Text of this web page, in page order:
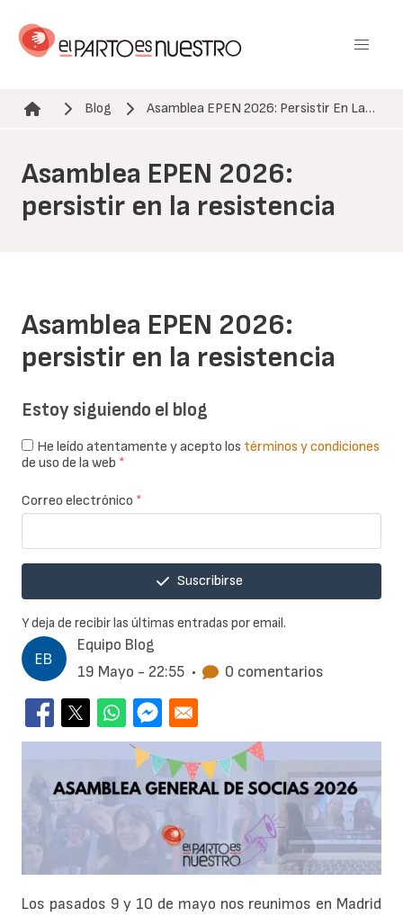
contenido
Ruta de navegación
Blog Asamblea EPEN 2026: Persistir En La…
Asamblea EPEN 2026:
persistir en la resistencia
Equipo Blog
19 Mayo - 22:55 • 0 comentarios
Asamblea EPEN 2026:
persistir en la resistencia
Los pasados 9 y 10 de mayo nos reunimos en Madrid
Estoy siguiendo el blog
He leído atentamente y acepto los términos y condiciones
de uso de la web *
Correo electrónico *
Suscribirse
Y deja de recibir las últimas entradas por email.